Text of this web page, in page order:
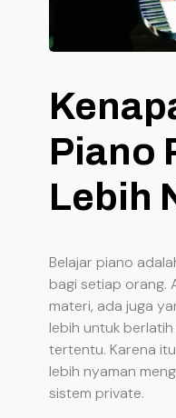
Piano
Lebih
Belajar piano
bagi setiap orang.
materi, ada juga
lebih untuk
tertentu. Karena
lebih nyaman
sistem private.